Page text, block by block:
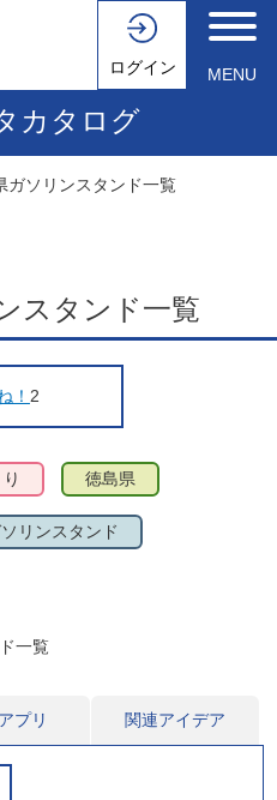
ログイン MENU
カタログ
ガソリンスタンド一覧
スタンド一覧
！ 2
徳島県
リンスタンド
一覧
プリ 関連アイデア